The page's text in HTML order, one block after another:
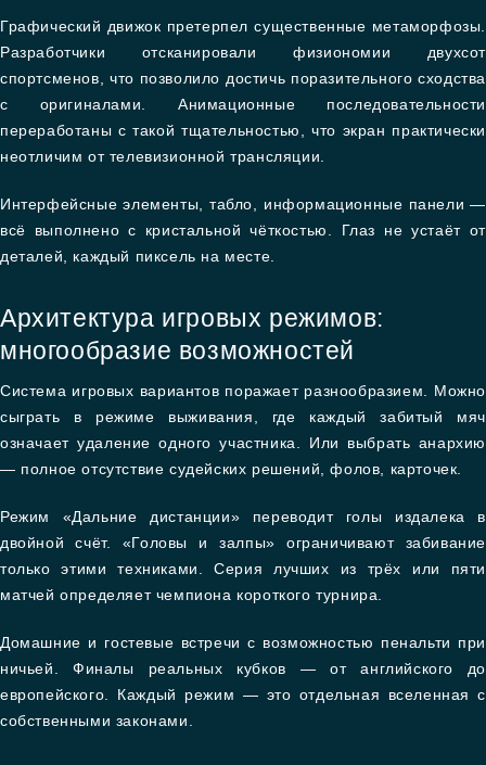
Графический движок претерпел существенные метаморфозы.
Разработчики отсканировали физиономии двухсот
спортсменов, что позволило достичь поразительного сходства
с оригиналами. Анимационные последовательности
переработаны с такой тщательностью, что экран практически
неотличим от телевизионной трансляции.
Интерфейсные элементы, табло, информационные панели —
всё выполнено с кристальной чёткостью. Глаз не устаёт от
деталей, каждый пиксель на месте.
Архитектура игровых режимов:
многообразие возможностей
Система игровых вариантов поражает разнообразием. Можно
сыграть в режиме выживания, где каждый забитый мяч
означает удаление одного участника. Или выбрать анархию
— полное отсутствие судейских решений, фолов, карточек.
Режим «Дальние дистанции» переводит голы издалека в
двойной счёт. «Головы и залпы» ограничивают забивание
только этими техниками. Серия лучших из трёх или пяти
матчей определяет чемпиона короткого турнира.
Домашние и гостевые встречи с возможностью пенальти при
ничьей. Финалы реальных кубков — от английского до
европейского. Каждый режим — это отдельная вселенная с
собственными законами.